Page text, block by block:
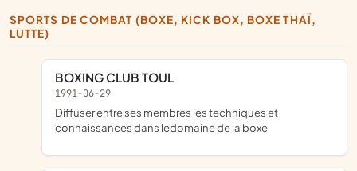
SPORTS DE COMBAT (BOXE, KICK BOX, BOXE THAÏ,
LUTTE)
BOXING CLUB TOUL
1991-06-29
diffuser entre ses membres les techniques et
connaissances dans ledomaine de la boxe